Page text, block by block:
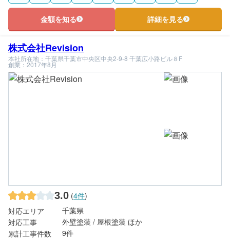
金額を知る 詳細を見る
株式会社Revision
本社所在地：千葉県千葉市中央区中央2-9-8 千葉広小路ビル８F
創業：2017年8月
3.0 (4件)
対応エリア
千葉県
対応工事
外壁塗装 / 屋根塗装 ほか
累計工事件数
9件